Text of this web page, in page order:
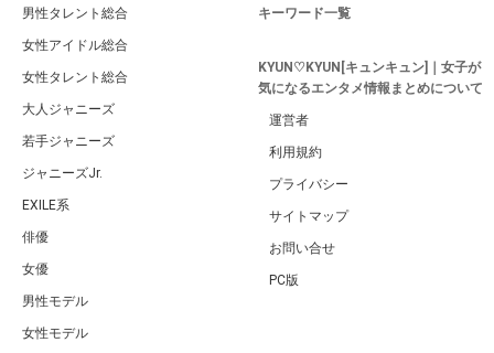
男性タレント総合
女性アイドル総合
女性タレント総合
大人ジャニーズ
若手ジャニーズ
ジャニーズJr.
EXILE系
俳優
女優
男性モデル
女性モデル
キーワード一覧
KYUN♡KYUN[キュンキュン]｜女子が
気になるエンタメ情報まとめについて
運営者
利用規約
プライバシー
サイトマップ
お問い合せ
PC版